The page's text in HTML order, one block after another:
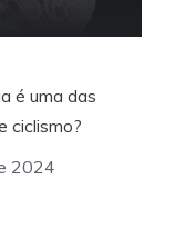
é uma das
ciclismo?
2024